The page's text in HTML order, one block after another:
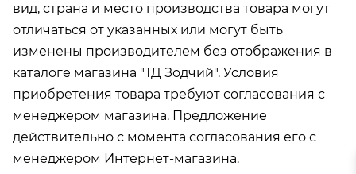
вид, страна и место производства товара могут
отличаться от указанных или могут быть
изменены производителем без отображения в
каталоге магазина "ТД Зодчий". Условия
приобретения товара требуют согласования с
менеджером магазина. Предложение
действительно с момента согласования его с
менеджером Интернет-магазина.